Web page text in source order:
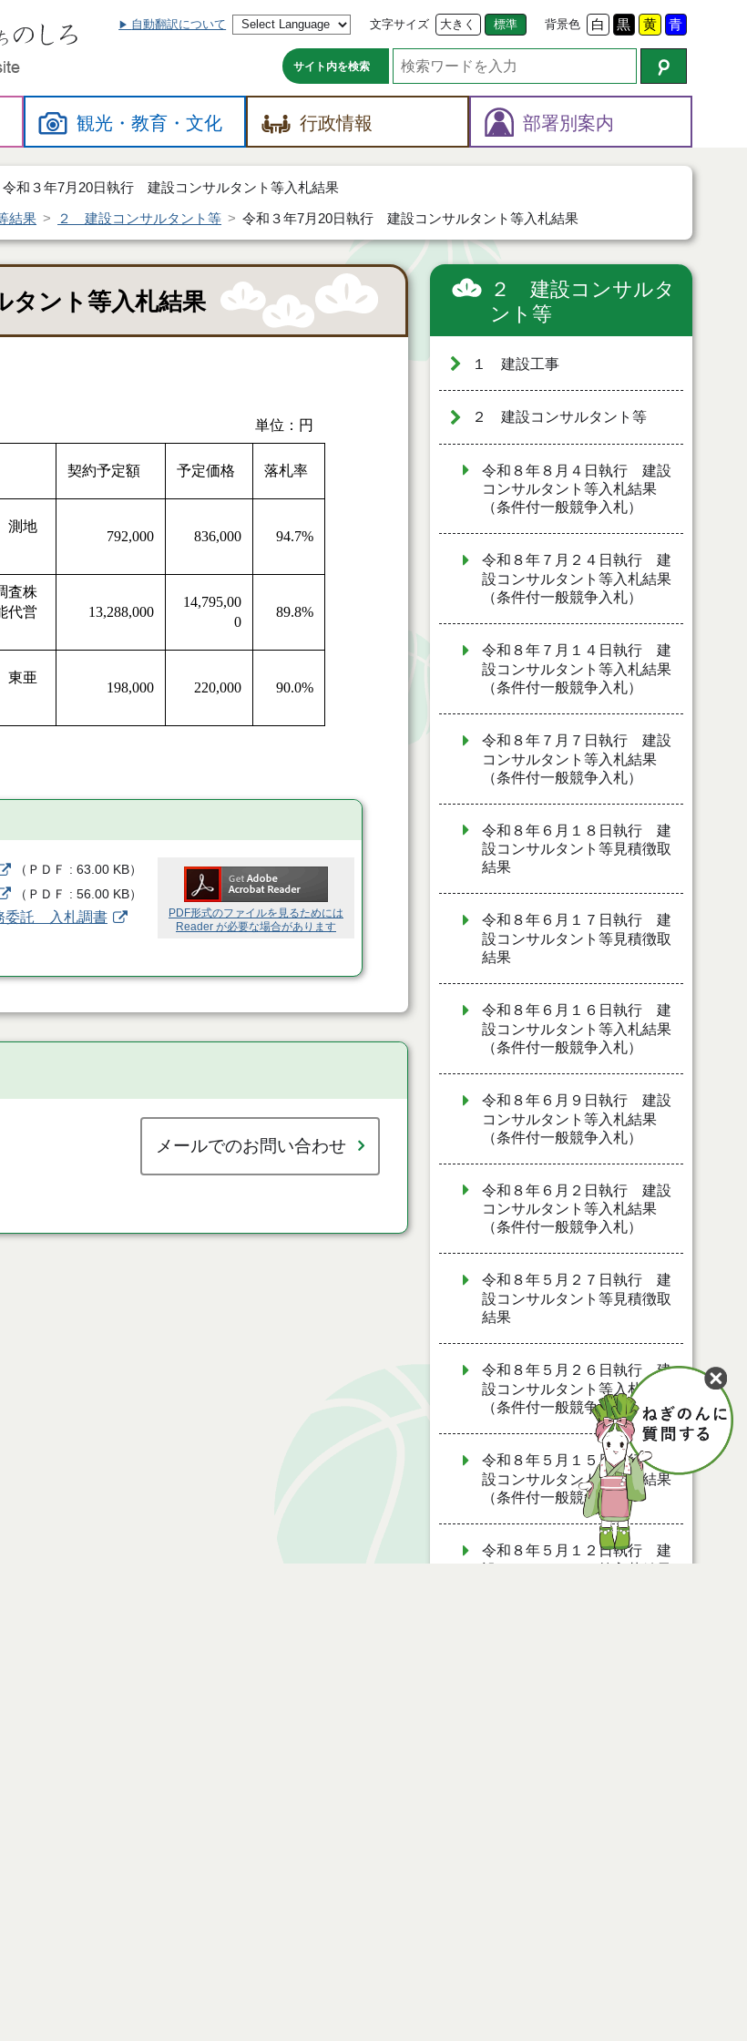
自動翻訳について 文字サイズ 大きく 標準 背景色 白 黒 黄 青
サイト内を検索
観光・教育・文化 行政情報 部署別案内
令和３年7月20日執行 建設コンサルタント等入札結果
結果 ２ 建設コンサルタント等 令和３年7月20日執行 建設コンサルタント等入札結果
ント等入札結果
単位：円
契約予定額 予定価格 落札率
測地
792,000 836,000 94.7%
査株
代営
13,288,000
14,795,00
0
89.8%
東亜
198,000 220,000 90.0%
PDF形式のファイルを見るためには
Reader が必要な場合があります
（ ＰＤＦ 63.00 KB）
（ ＰＤＦ 56.00 KB）
委託 入札調書
メールでのお問い合わせ
２ 建設コンサルタ
ント等
１ 建設工事
２ 建設コンサルタント等
令和８年８月４日執行 建設
コンサルタント等入札結果
（条件付一般競争入札）
令和８年７月２４日執行 建
設コンサルタント等入札結果
（条件付一般競争入札）
令和８年７月１４日執行 建
設コンサルタント等入札結果
（条件付一般競争入札）
令和８年７月７日執行 建設
コンサルタント等入札結果
（条件付一般競争入札）
令和８年６月１８日執行 建
設コンサルタント等見積徴取
結果
令和８年６月１７日執行 建
設コンサルタント等見積徴取
結果
令和８年６月１６日執行 建
設コンサルタント等入札結果
（条件付一般競争入札）
令和８年６月９日執行 建設
コンサルタント等入札結果
（条件付一般競争入札）
令和８年６月２日執行 建設
コンサルタント等入札結果
（条件付一般競争入札）
令和８年５月２７日執行 建
設コンサルタント等見積徴取
結果
令和８年５月２６日執行 建
設コンサルタント等入札結果
（条件付一般競争入札）
令和８年５月１５日執行 建
設コンサルタント等入札結果
（条件付一般競争入札）
令和８年５月１２日執行 建